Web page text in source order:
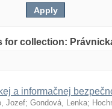
for collection:
a informačnej
Jozef; Gondová, Lenka;